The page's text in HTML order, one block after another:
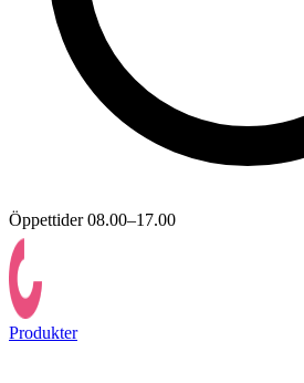
Öppettider 08.00–17.00
Produkter